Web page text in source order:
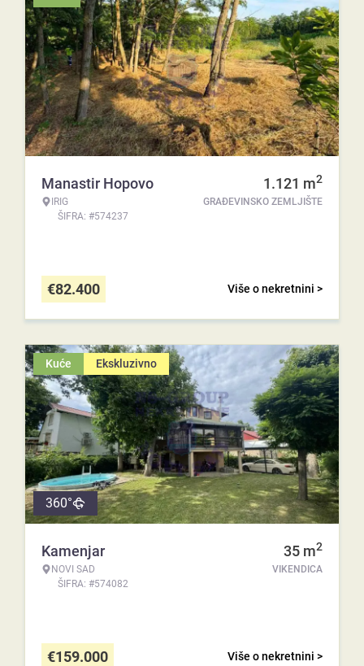
Manastir Hopovo
IRIG
ŠIFRA: #574237
1.121 m2
GRAĐEVINSKO ZEMLJIŠTE
Više o nekretnini >
€82.400
Kuće Ekskluzivno
360°
Kamenjar
NOVI SAD
ŠIFRA: #574082
35 m2
VIKENDICA
Više o nekretnini >
€159.000